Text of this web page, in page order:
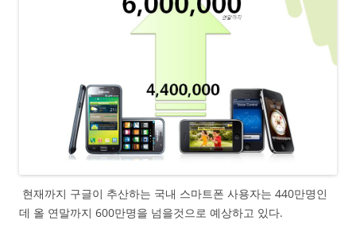
현재까지 구글이 추산하는 국내 스마트폰 사용자는 440만명인
데 올 연말까지 600만명을 넘을것으로 예상하고 있다.